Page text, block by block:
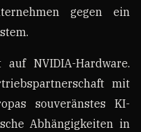
gegen ein
NVIDIA-Hardware.
mit
souveränstes KI-
Abhängigkeiten in